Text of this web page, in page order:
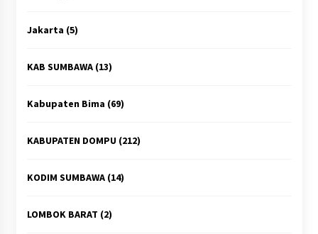
Jakarta (5)
KAB SUMBAWA(13)
Kabupaten Bima (69)
KABUPATEN DOMPU(212)
KODIM SUMBAWA(14)
LOMBOK BARAT (2)